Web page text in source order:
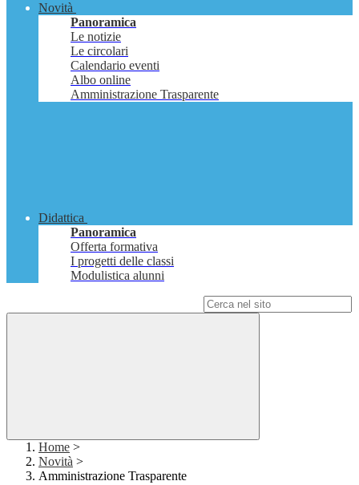
Novità
Panoramica
Le notizie
Le circolari
Calendario eventi
Albo online
Amministrazione Trasparente
Didattica
Panoramica
Offerta formativa
I progetti delle classi
Modulistica alunni
Home >
Novità >
Amministrazione Trasparente